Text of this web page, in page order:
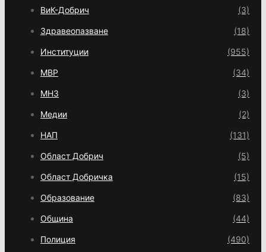
ВиК-Добрич (3)
Здравеопазване (18)
Институции (955)
МВР (34)
МНЗ (3)
Медии (2)
НАП (131)
Област Добрич (5)
Област Добричка (15)
Образование (83)
Община (44)
Полиция (490)